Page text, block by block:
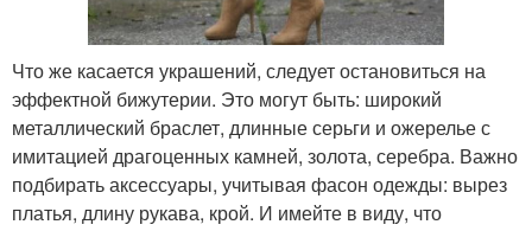
Что же касается украшений, следует остановиться на
эффектной бижутерии. Это могут быть: широкий
металлический браслет, длинные серьги и ожерелье с
имитацией драгоценных камней, золота, серебра. Важно
подбирать аксессуары, учитывая фасон одежды: вырез
платья, длину рукава, крой. И имейте в виду, что